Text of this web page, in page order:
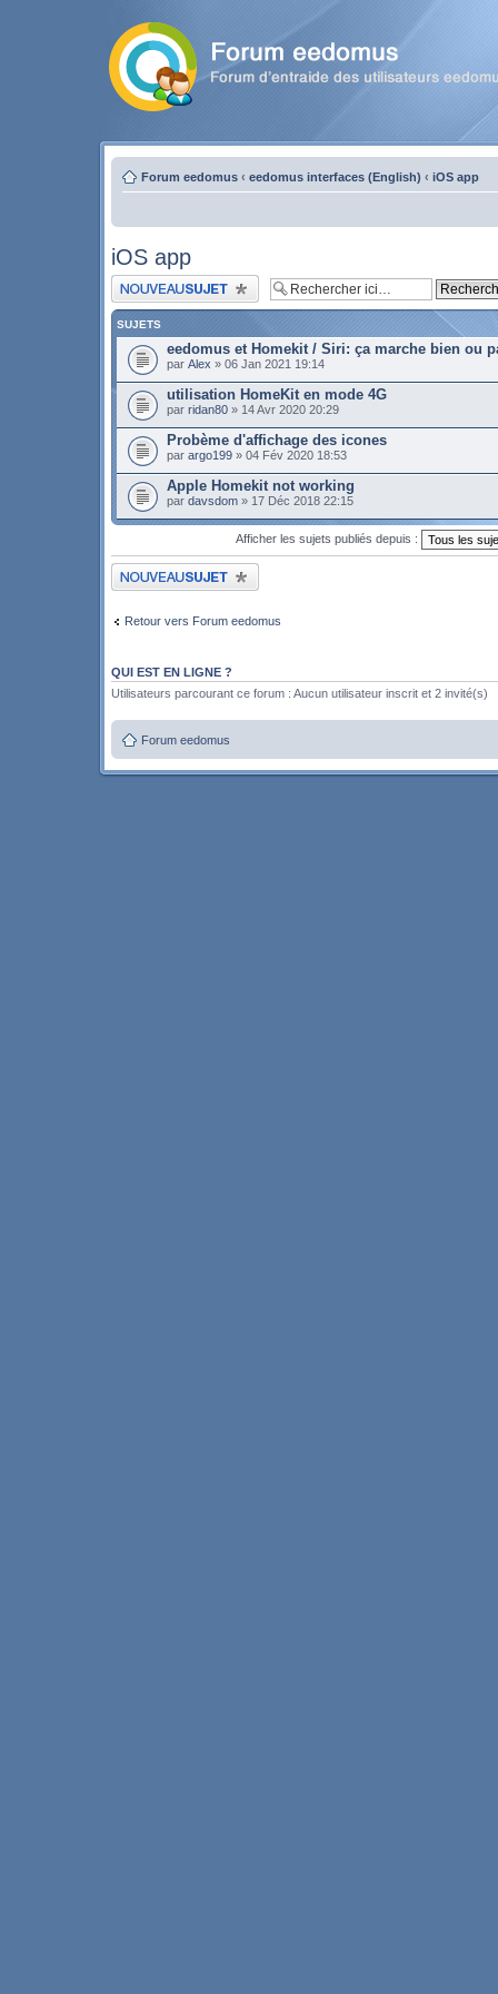
Forum eedomus ‹ eedomus interfaces (English) ‹ iOS app
iOS app
Publier un nouveau sujet
SUJETS
eedomus et Homekit / Siri: ça marche bien ou
par Alex » 06 Jan 2021 19:14
utilisation HomeKit en mode 4G
par ridan80 » 14 Avr 2020 20:29
Probème d'affichage des icones
par argo199 » 04 Fév 2020 18:53
Apple Homekit not working
par davsdom » 17 Déc 2018 22:15
Afficher les sujets publiés depuis :
Publier un nouveau sujet
Retour vers Forum eedomus
QUI EST EN LIGNE ?
Utilisateurs parcourant ce forum : Aucun utilisateur inscrit et 2 invité(s)
Forum eedomus